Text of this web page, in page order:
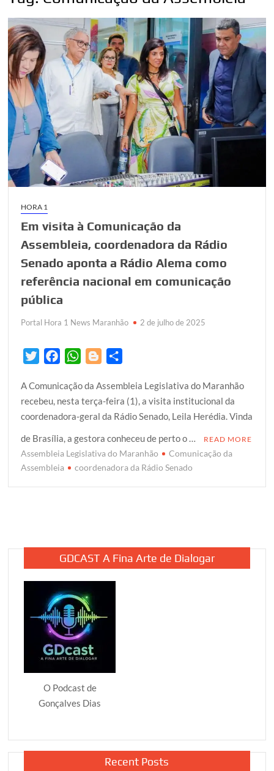
HORA 1
Em visita à Comunicação da
Assembleia, coordenadora da Rádio
Senado aponta a Rádio Alema como
referência nacional em comunicação
pública
Portal Hora 1 News Maranhão 2 de julho de 2025
i
t
t
e
r
c
e
b
o
o
k
W
a
t
s
A
p
p
o
g
g
e
r
a
r
e
A Comunicação da Assembleia Legislativa do Maranhão
recebeu, nesta terça-feira (1), a visita institucional da
coordenadora-geral da Rádio Senado, Leila Herédia. Vinda
de Brasília, a gestora conheceu de perto o …
READ MORE
Assembleia Legislativa do Maranhão
Comunicação da
Assembleia
coordenadora da Rádio Senado
GDCAST A Fina Arte de Dialogar
O Podcast de
Gonçalves Dias
Recent Posts